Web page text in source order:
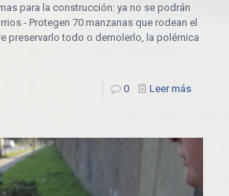
para la construcción: ya no se podrán
- Protegen 70 manzanas que rodean el
preservarlo todo o demolerlo, la polémica
0 Leer más